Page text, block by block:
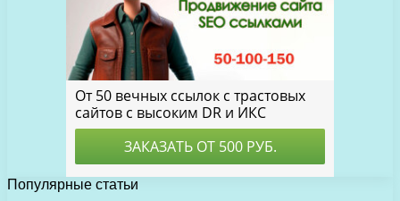
Популярные статьи